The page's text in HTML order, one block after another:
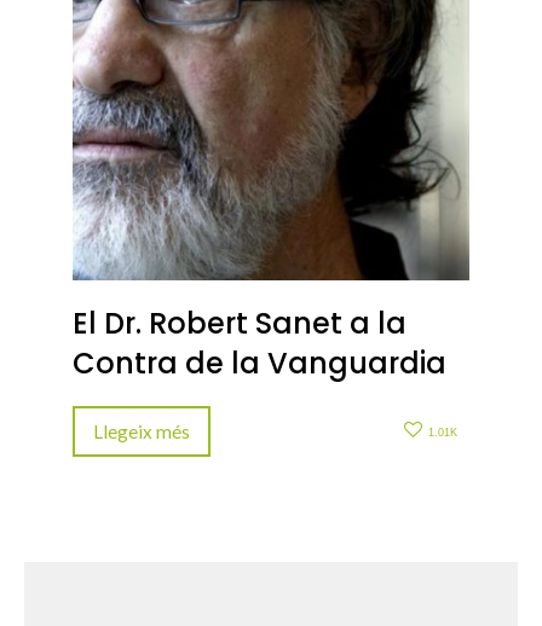
El Dr. Robert Sanet a la
Contra de la Vanguardia
Llegeix més 1.01K